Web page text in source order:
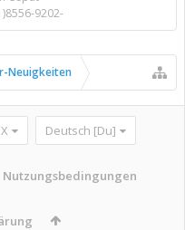
9202-
Neuigkeiten
Deutsch [Du]
Nutzungsbedingungen